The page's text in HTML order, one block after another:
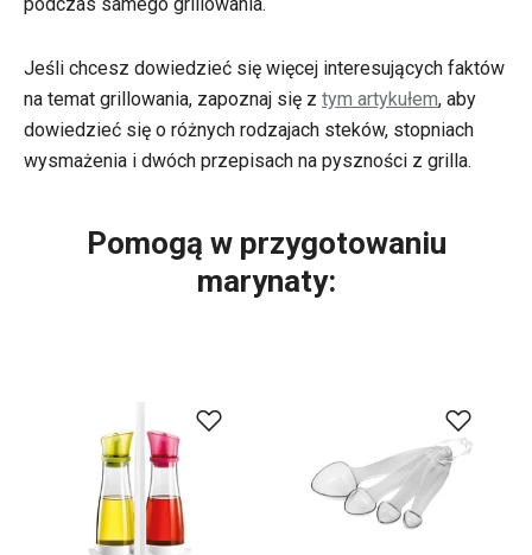
podczas samego grillowania.
Jeśli chcesz dowiedzieć się więcej interesujących faktów
na temat grillowania, zapoznaj się z tym artykułem, aby
dowiedzieć się o różnych rodzajach steków, stopniach
wysmażenia i dwóch przepisach na pyszności z grilla.
Pomogą w przygotowaniu
marynaty: